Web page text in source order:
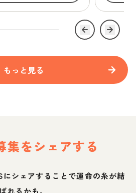
もっと見る
集をシェアする
にシェアすることで運命の糸が結
ばれるかも。